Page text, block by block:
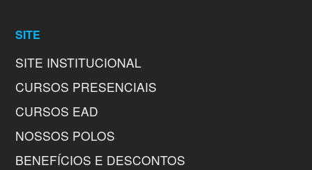
SITE
SITE INSTITUCIONAL
CURSOS PRESENCIAIS
CURSOS EAD
NOSSOS POLOS
BENEFÍCIOS E DESCONTOS